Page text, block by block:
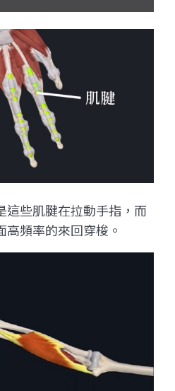
這些肌腱在拉動手指，而
頻率的來回穿梭。